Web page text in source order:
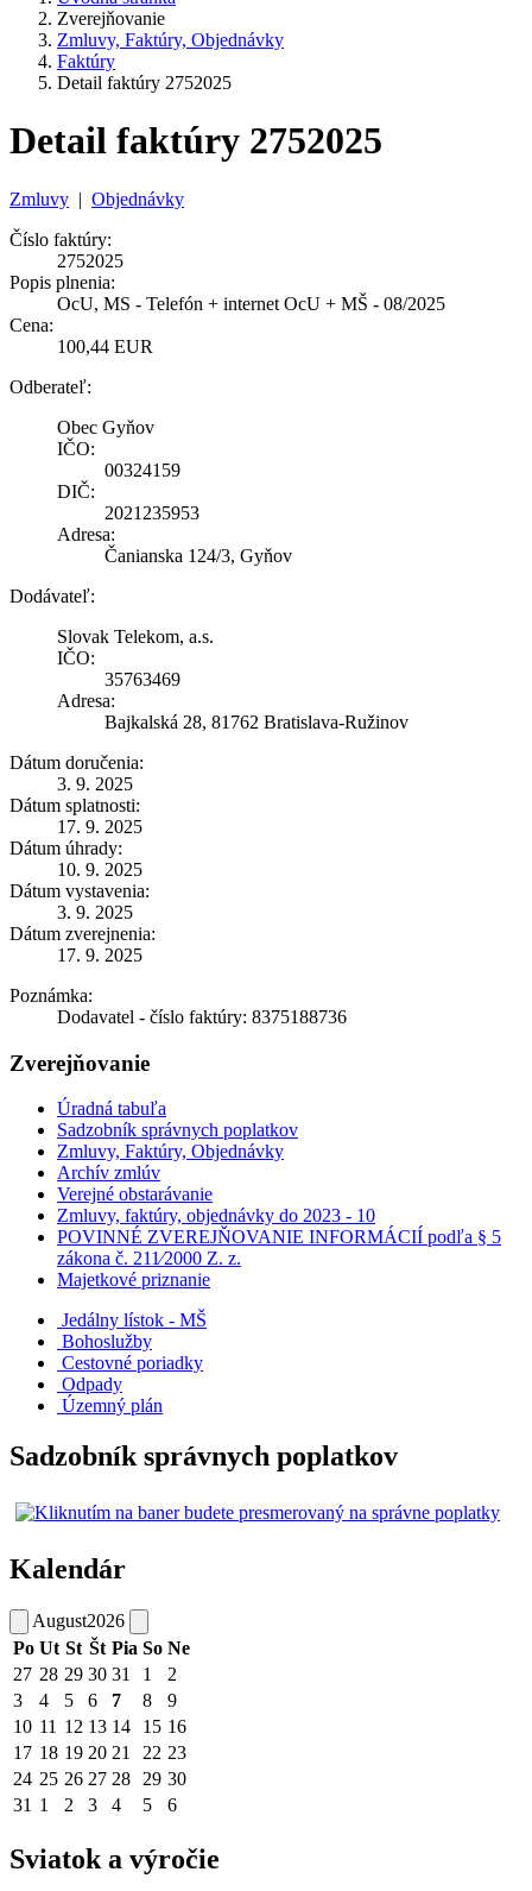
Zverejňovanie
Zmluvy, Faktúry, Objednávky
Faktúry
Detail faktúry 2752025
Detail faktúry 2752025
Zmluvy | Objednávky
Číslo faktúry:
2752025
Popis plnenia:
OcU, MS - Telefón + internet OcU + MŠ - 08/2025
Cena:
100,44 EUR
Odberateľ:
Obec Gyňov
IČO:
00324159
DIČ:
2021235953
Adresa:
Čanianska 124/3, Gyňov
Dodávateľ:
Slovak Telekom, a.s.
IČO:
35763469
Adresa:
Bajkalská 28, 81762 Bratislava-Ružinov
Dátum doručenia:
3. 9. 2025
Dátum splatnosti:
17. 9. 2025
Dátum úhrady:
10. 9. 2025
Dátum vystavenia:
3. 9. 2025
Dátum zverejnenia:
17. 9. 2025
Poznámka:
Dodavatel - číslo faktúry: 8375188736
Zverejňovanie
Úradná tabuľa
Sadzobník správnych poplatkov
Zmluvy, Faktúry, Objednávky
Archív zmlúv
Verejné obstarávanie
Zmluvy, faktúry, objednávky do 2023 - 10
POVINNÉ ZVEREJŇOVANIE INFORMÁCIÍ podľa § 5
zákona č. 211⁄2000 Z. z.
Majetkové priznanie
Jedálny lístok - MŠ
Bohoslužby
Cestovné poriadky
Odpady
Územný plán
Sadzobník správnych poplatkov
Kalendár
August2026
Po Ut St Št Pia So Ne
27 28 29 30 31 1
2
3
4 5 6 7 8
9
10 11 12 13 14 15 16
17 18 19 20 21 22 23
24 25 26 27 28 29 30
31 1 2 3 4 5 6
Sviatok a výročie